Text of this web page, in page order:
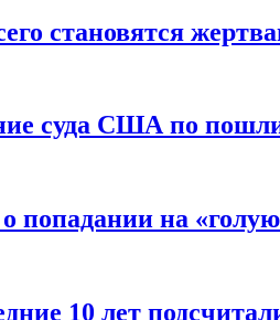
становятся
суда США по
попадании на
10 лет